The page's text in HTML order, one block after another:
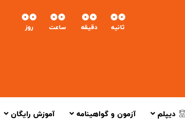
00
روز 00
ساعت 00
دقیقه 00
ثانیه
دیپلم آزمون و گواهینامه آموزش رایگان